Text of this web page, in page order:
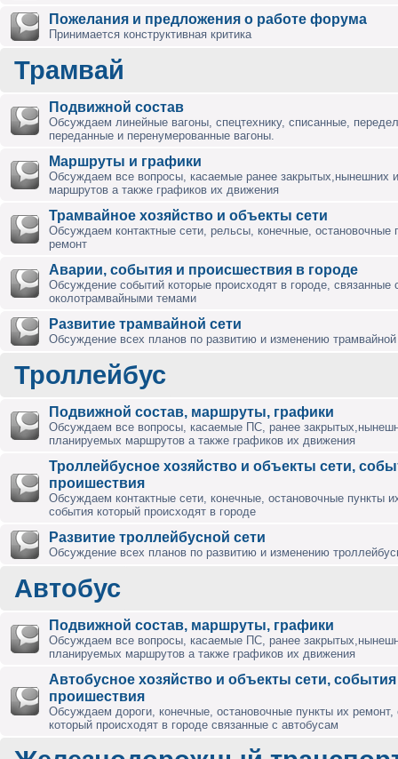
Пожелания и предложения о работе форума
Принимается конструктивная критика
Трамвай
Подвижной состав
Обсуждаем линейные вагоны, спецтехнику, списанные,
переданные и перенумерованные вагоны.
Маршруты и графики
Обсуждаем все вопросы, касаемые ранее закрытых,нынешних
маршрутов а также графиков их движения
Трамвайное хозяйство и объекты сети
Обсуждаем контактные сети, рельсы, конечные, остановочные
ремонт
Аварии, события и происшествия в городе
Обсуждение событий которые происходят в городе, связанные
околотрамвайными темами
Развитие трамвайной сети
Обсуждение всех планов по развитию и изменению трамвайной
Троллейбус
Подвижной состав, маршруты, графики
Обсуждаем все вопросы, касаемые ПС, ранее
планируемых маршрутов а также графиков их движения
Троллейбусное хозяйство и объекты сети,
проишествия
Обсуждаем контактные сети, конечные, остановочные пункты
события который происходят в городе
Развитие троллейбусной сети
Обсуждение всех планов по развитию и изменению
Автобус
Подвижной состав, маршруты, графики
Обсуждаем все вопросы, касаемые ПС, ранее
планируемых маршрутов а также графиков их движения
Автобусное хозяйство и объекты сети,
проишествия
Обсуждаем дороги, конечные, остановочные пункты их ремонт,
который происходят в городе связанные с автобусам